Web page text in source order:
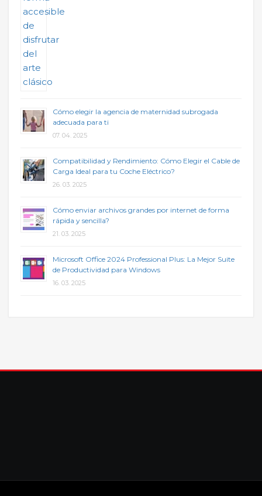
Cómo elegir la agencia de maternidad subrogada
adecuada para ti
07. 04. 2025
Compatibilidad y Rendimiento: Cómo Elegir el Cable de
Carga Ideal para tu Coche Eléctrico?
26. 03. 2025
Cómo enviar archivos grandes por internet de forma
rápida y sencilla?
21. 03. 2025
Microsoft Office 2024 Professional Plus: La Mejor Suite
de Productividad para Windows
16. 03. 2025